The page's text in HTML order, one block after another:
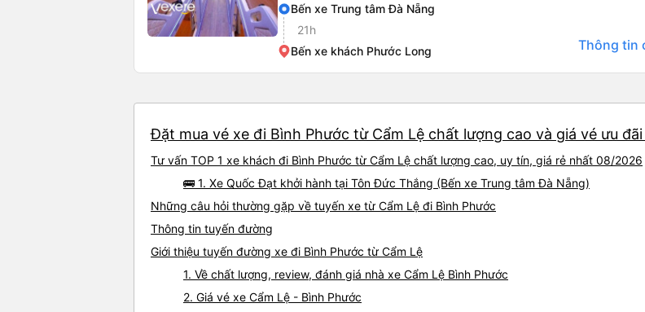
Bến xe Trung tâm Đà Nẵng
21h
Bến xe khách Phước Long
Thông tin
Đặt mua vé xe đi Bình Phước từ Cẩm Lệ chất lượng cao và giá vé ưu
Tư vấn TOP 1 xe khách đi Bình Phước từ Cẩm Lệ chất lượng cao, uy tín, giá rẻ nhất 08/2026
🚌 1. Xe Quốc Đạt khởi hành tại Tôn Đức Thắng (Bến xe Trung tâm Đà Nẵng)
Những câu hỏi thường gặp về tuyến xe từ Cẩm Lệ đi Bình Phước
Thông tin tuyến đường
Giới thiệu tuyến đường xe đi Bình Phước từ Cẩm Lệ
1. Về chất lượng, review, đánh giá nhà xe Cẩm Lệ Bình Phước
2. Giá vé xe Cẩm Lệ - Bình Phước